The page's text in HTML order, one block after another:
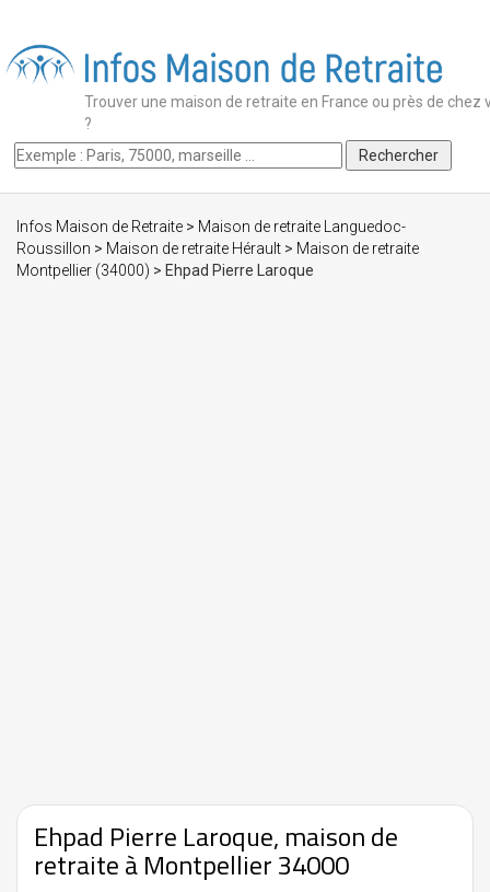
Trouver une maison de retraite en France ou près de chez
?
Infos Maison de Retraite > Maison de retraite Languedoc-
Roussillon > Maison de retraite Hérault > Maison de retraite
Montpellier (34000) > Ehpad Pierre Laroque
Ehpad Pierre Laroque, maison de
retraite à Montpellier 34000